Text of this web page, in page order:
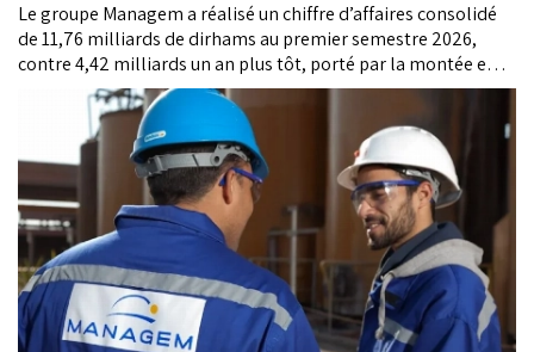
Le groupe Managem a réalisé un chiffre d’affaires consolidé
de 11,76 milliards de dirhams au premier semestre 2026,
contre 4,42 milliards un an plus tôt, porté par la montée en
puissance des mines de Tizert et de Boto, la hausse des cours
et la consolidation de la production des actifs historiques.